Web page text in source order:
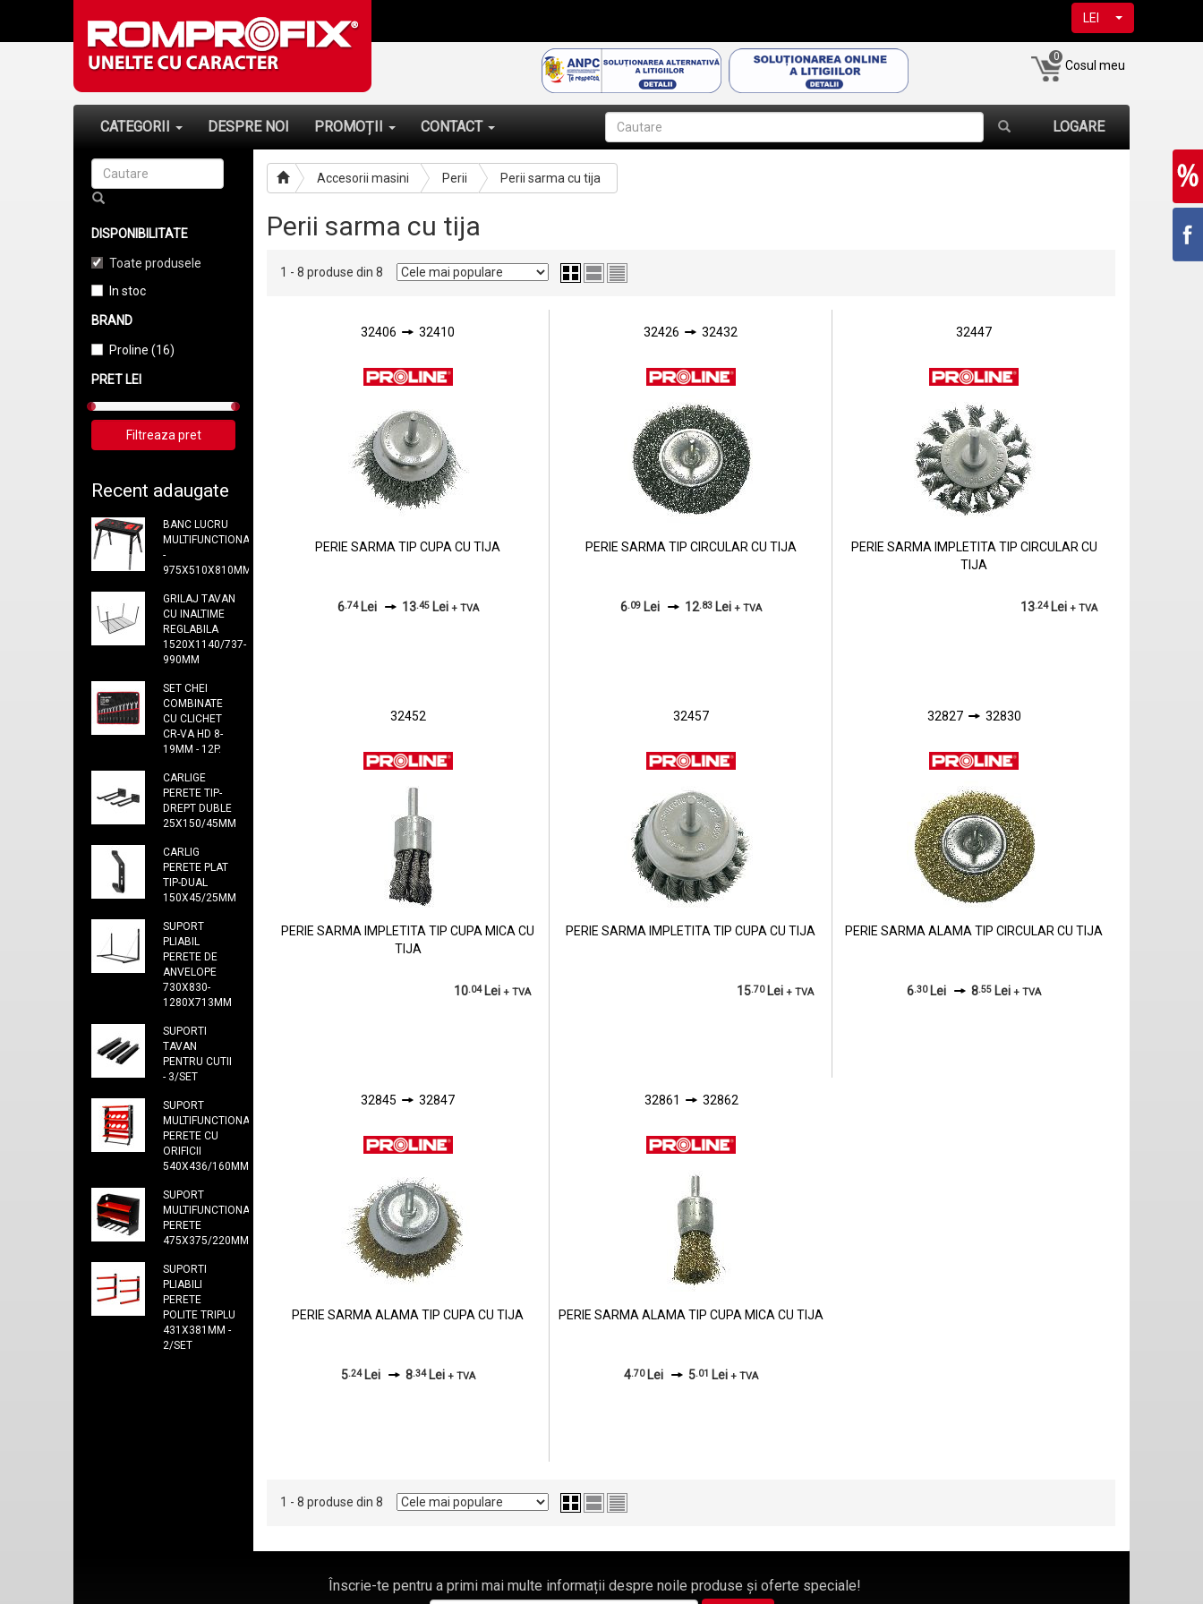
LEI
0
Cosul meu
CATEGORII DESPRE NOI PROMOȚII CONTACT LOGARE
DISPONIBILITATE
Toate produsele
In stoc
BRAND
Proline (16)
PRET LEI
Recent adaugate
BANC LUCRU
MULTIFUNCTIONAL
-
975X510X810MM
GRILAJ TAVAN
CU INALTIME
REGLABILA
1520X1140/737-
990MM
SET CHEI
COMBINATE
CU CLICHET
CR-VA HD 8-
19MM - 12P.
CARLIGE
PERETE TIP-
DREPT DUBLE
25X150/45MM
CARLIG
PERETE PLAT
TIP-DUAL
150X45/25MM
SUPORT
PLIABIL
PERETE DE
ANVELOPE
730X830-
1280X713MM
SUPORTI
TAVAN
PENTRU CUTII
- 3/SET
SUPORT
MULTIFUNCTIONAL
PERETE CU
ORIFICII
540X436/160MM
SUPORT
MULTIFUNCTIONAL
PERETE
475X375/220MM
SUPORTI
PLIABILI
PERETE
POLITE TRIPLU
431X381MM -
2/SET
Accesorii masini Perii Perii sarma cu tija
Perii sarma cu tija
1 - 8 produse din 8
32406 32410
PERIE SARMA TIP CUPA CU TIJA
6.74Lei 13.45Lei + TVA
32426 32432
PERIE SARMA TIP CIRCULAR CU TIJA
6.09Lei 12.83Lei + TVA
32447
PERIE SARMA IMPLETITA TIP CIRCULAR CU
TIJA
13.24Lei+ TVA
32452
PERIE SARMA IMPLETITA TIP CUPA MICA CU
TIJA
10.04Lei+ TVA
32457
PERIE SARMA IMPLETITA TIP CUPA CU TIJA
15.70Lei+ TVA
32827 32830
PERIE SARMA ALAMA TIP CIRCULAR CU TIJA
6.30Lei 8.55 Lei+ TVA
32845 32847
PERIE SARMA ALAMA TIP CUPA CU TIJA
5.24Lei 8.34Lei + TVA
32861 32862
PERIE SARMA ALAMA TIP CUPA MICA CU TIJA
4.70Lei 5.01 Lei+ TVA
1 - 8 produse din 8
Înscrie-te pentru a primi mai multe informații despre noile produse și oferte speciale!